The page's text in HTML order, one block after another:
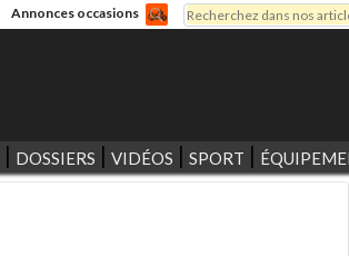
Annonces occasions
Formulaire de
Rechercher
DOSSIERS VIDÉOS SPORT